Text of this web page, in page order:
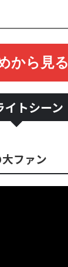
から見る
イトシーン
ファン